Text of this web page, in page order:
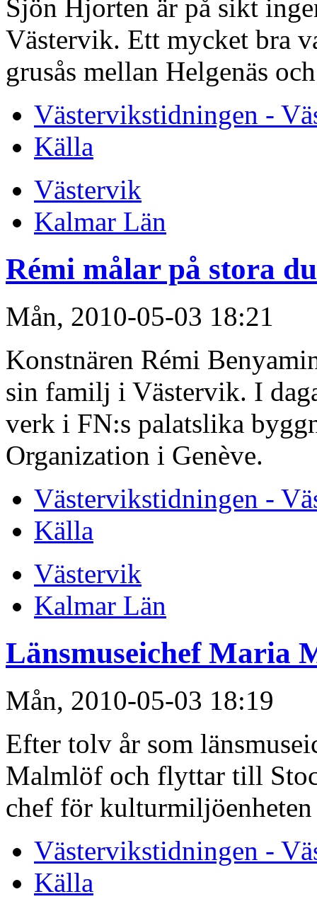
Sjön Hjorten är på sikt
Västervik. Ett mycket bra
grusås mellan Helgenäs
Västervikstidningen -
Källa
Västervik
Kalmar Län
Rémi målar på stora
Mån, 2010-05-03 18:21
Konstnären Rémi
sin familj i Västervik. I
verk i FN:s palatslika
Organization i Genève.
Västervikstidningen -
Källa
Västervik
Kalmar Län
Länsmuseichef Maria
Mån, 2010-05-03 18:19
Efter tolv år som
Malmlöf och flyttar till
chef för kulturmiljöenheten
Västervikstidningen -
Källa